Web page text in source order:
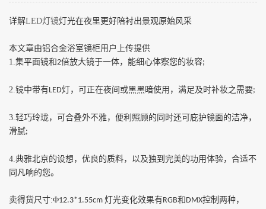
详解LED灯镜灯光在夜里更好陪衬出景观原始风采
本文章由铝合金浴室镜柜用户上传提供
1.集平面镜和2倍放大镜于一体，能细心体察您的妆容;
2.镜中带有LED灯，可正在夜间或黑黑暗使用，满足及时补妆之需要;
3.轻巧玲珑，可合叠外不雅，便利照顾的同时还可庇护镜面的洁净，
滑腻;
4.典雅北京的设想，优良的质料，以及独到完美的功用体验，合适不
同凡响的您。
卖得货尺寸:Φ12.3*1.55cm 灯光变化效果有RGB和 DMX控制两种，